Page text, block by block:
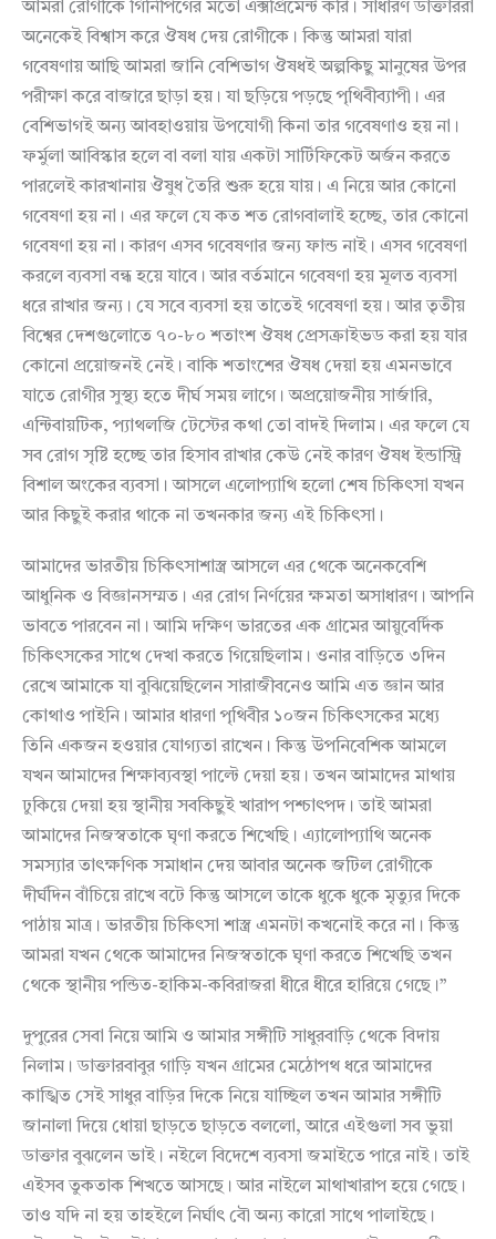
আমরা রোগীকে গিনিপিগের মতো এক্সপ্রিমেন্ট করি। সাধারণ ডাক্তাররা
অনেকেই বিশ্বাস করে ঔষধ দেয় রোগীকে। কিন্তু আমরা যারা
গবেষণায় আছি আমরা জানি বেশিভাগ ঔষধই অল্পকিছু মানুষের উপর
পরীক্ষা করে বাজারে ছাড়া হয়। যা ছড়িয়ে পড়ছে পৃথিবীব্যাপী। এর
বেশিভাগই অন্য আবহাওয়ায় উপযোগী কিনা তার গবেষণাও হয় না।
ফর্মুলা আবিস্কার হলে বা বলা যায় একটা সার্টিফিকেট অর্জন করতে
পারলেই কারখানায় ঔষুধ তৈরি শুরু হয়ে যায়। এ নিয়ে আর কোনো
গবেষণা হয় না। এর ফলে যে কত শত রোগবালাই হচ্ছে, তার কোনো
গবেষণা হয় না। কারণ এসব গবেষণার জন্য ফান্ড নাই। এসব গবেষণা
করলে ব্যবসা বন্ধ হয়ে যাবে। আর বর্তমানে গবেষণা হয় মূলত ব্যবসা
ধরে রাখার জন্য। যে সবে ব্যবসা হয় তাতেই গবেষণা হয়। আর তৃতীয়
বিশ্বের দেশগুলোতে ৭০-৮০ শতাংশ ঔষধ প্রেসক্রাইভড করা হয় যার
কোনো প্রয়োজনই নেই। বাকি শতাংশের ঔষধ দেয়া হয় এমনভাবে
যাতে রোগীর সুস্থ্য হতে দীর্ঘ সময় লাগে। অপ্রয়োজনীয় সার্জারি,
এন্টিবায়টিক, প্যাথলজি টেস্টের কথা তো বাদই দিলাম। এর ফলে যে
সব রোগ সৃষ্টি হচ্ছে তার হিসাব রাখার কেউ নেই কারণ ঔষধ ইন্ডাস্ট্রি
বিশাল অংকের ব্যবসা। আসলে এলোপ্যাথি হলো শেষ চিকিৎসা যখন
আর কিছুই করার থাকে না তখনকার জন্য এই চিকিৎসা।
আমাদের ভারতীয় চিকিৎসাশাস্ত্র আসলে এর থেকে অনেকবেশি
আধুনিক ও বিজ্ঞানসম্মত। এর রোগ নির্ণয়ের ক্ষমতা অসাধারণ। আপনি
ভাবতে পারবেন না। আমি দক্ষিণ ভারতের এক গ্রামের আয়ুবের্দিক
চিকিৎসকের সাথে দেখা করতে গিয়েছিলাম। ওনার বাড়িতে ৩দিন
রেখে আমাকে যা বুঝিয়েছিলেন সারাজীবনেও আমি এত জ্ঞান আর
কোথাও পাইনি। আমার ধারণা পৃথিবীর ১০জন চিকিৎসকের মধ্যে
তিনি একজন হওয়ার যোগ্যতা রাখেন। কিন্তু উপনিবেশিক আমলে
যখন আমাদের শিক্ষাব্যবস্থা পাল্টে দেয়া হয়। তখন আমাদের মাথায়
ঢুকিয়ে দেয়া হয় স্থানীয় সবকিছুই খারাপ পশ্চাৎপদ। তাই আমরা
আমাদের নিজস্বতাকে ঘৃণা করতে শিখেছি। এ্যালোপ্যাথি অনেক
সমস্যার তাৎক্ষণিক সমাধান দেয় আবার অনেক জটিল রোগীকে
দীর্ঘদিন বাঁচিয়ে রাখে বটে কিন্তু আসলে তাকে ধুকে ধুকে মৃত্যুর দিকে
পাঠায় মাত্র। ভারতীয় চিকিৎসা শাস্ত্র এমনটা কখনোই করে না। কিন্তু
আমরা যখন থেকে আমাদের নিজস্বতাকে ঘৃণা করতে শিখেছি তখন
থেকে স্থানীয় পন্ডিত-হাকিম-কবিরাজরা ধীরে ধীরে হারিয়ে গেছে।”
দুপুরের সেবা নিয়ে আমি ও আমার সঙ্গীটি সাধুরবাড়ি থেকে বিদায়
নিলাম। ডাক্তারবাবুর গাড়ি যখন গ্রামের মেঠোপথ ধরে আমাদের
কাঙ্খিত সেই সাধুর বাড়ির দিকে নিয়ে যাচ্ছিল তখন আমার সঙ্গীটি
জানালা দিয়ে ধোয়া ছাড়তে ছাড়তে বললো, আরে এইগুলা সব ভুয়া
ডাক্তার বুঝলেন ভাই। নইলে বিদেশে ব্যবসা জমাইতে পারে নাই। তাই
এইসব তুকতাক শিখতে আসছে। আর নাইলে মাথাখারাপ হয়ে গেছে।
তাও যদি না হয় তাহইলে নির্ঘাৎ বৌ অন্য কারো সাথে পালাইছে।